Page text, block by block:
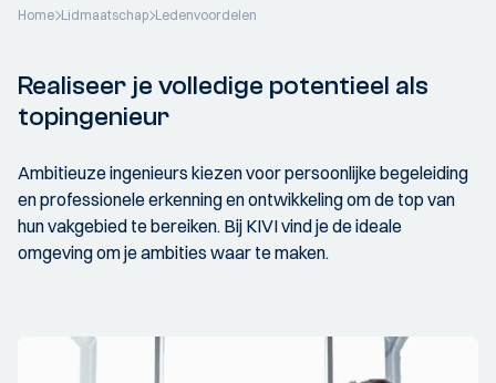
Home Lidmaatschap Ledenvoordelen
Realiseer je volledige potentieel als
topingenieur
Ambitieuze ingenieurs kiezen voor persoonlijke begeleiding
en professionele erkenning en ontwikkeling om de top van
hun vakgebied te bereiken. Bij KIVI vind je de ideale
omgeving om je ambities waar te maken.